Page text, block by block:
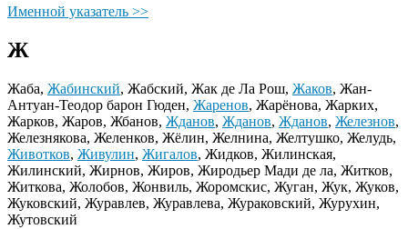
Именной указатель >>
Ж
Жаба, Жабинский, Жабский, Жак де Ла Рош, Жаков, Жан-
Антуан-Теодор барон Гюден, Жаренов, Жарёнова, Жарких,
Жарков, Жаров, Жбанов, Жданов, Жданов, Жданов, Железнов,
Железнякова, Желенков, Жёлин, Желнина, Желтушко, Желудь,
Животков, Живулин, Жигалов, Жидков, Жилинская,
Жилинский, Жирнов, Жиров, Жиродьер Мади де ла, Житков,
Житкова, Жолобов, Жонвиль, Жоромскис, Жуган, Жук, Жуков,
Жуковский, Журавлев, Журавлева, Жураковский, Журухин,
Жутовский